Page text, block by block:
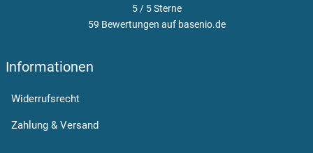
5 / 5Sterne
59 Bewertungen auf basenio.de
Informationen
Widerrufsrecht
Zahlung & Versand